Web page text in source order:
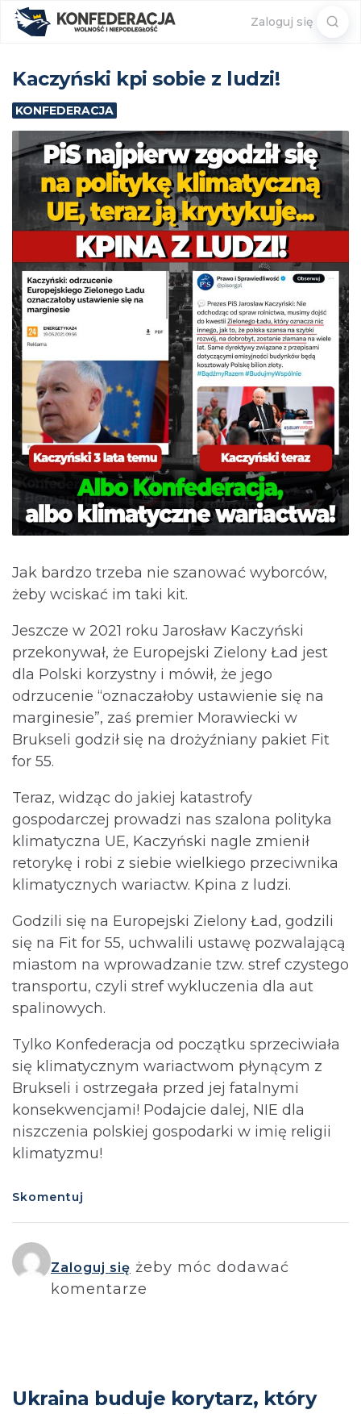
Zaloguj się
Kaczyński kpi sobie z ludzi!
KONFEDERACJA
Jak bardzo trzeba nie szanować wyborców,
żeby wciskać im taki kit.
Jeszcze w 2021 roku Jarosław Kaczyński
przekonywał, że Europejski Zielony Ład jest
dla Polski korzystny i mówił, że jego
odrzucenie “oznaczałoby ustawienie się na
marginesie”, zaś premier Morawiecki w
Brukseli godził się na drożyźniany pakiet Fit
for 55.
Teraz, widząc do jakiej katastrofy
gospodarczej prowadzi nas szalona polityka
klimatyczna UE, Kaczyński nagle zmienił
retorykę i robi z siebie wielkiego przeciwnika
klimatycznych wariactw. Kpina z ludzi.
Godzili się na Europejski Zielony Ład, godzili
się na Fit for 55, uchwalili ustawę pozwalającą
miastom na wprowadzanie tzw. stref czystego
transportu, czyli stref wykluczenia dla aut
spalinowych.
Tylko Konfederacja od początku sprzeciwiała
się klimatycznym wariactwom płynącym z
Brukseli i ostrzegała przed jej fatalnymi
konsekwencjami! Podajcie dalej, NIE dla
niszczenia polskiej gospodarki w imię religii
klimatyzmu!
Skomentuj
Zaloguj się żeby móc dodawać
komentarze
Ukraina buduje korytarz, który